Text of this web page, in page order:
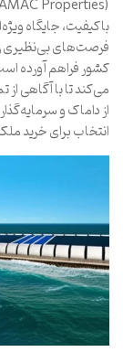
باکیفیت، جایگاه
فرصت‌های بی‌نظیری
کشور فراهم آورده
می‌کند تا با آگاهی
از داماک و
انتخاب برای خرید